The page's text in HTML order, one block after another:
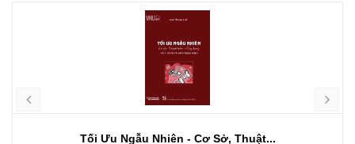
Tối Ưu Ngẫu Nhiên - Cơ Sở, Thuật...